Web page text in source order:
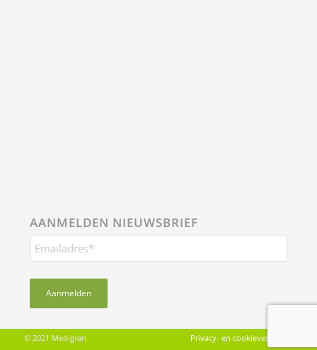
AANMELDEN NIEUWSBRIEF
© 2021 Medigran Privacy- en cookieverklaring